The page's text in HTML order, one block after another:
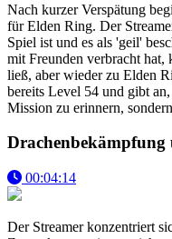
Nach kurzer Verspätung
für Elden Ring. Der
Spiel ist und es als 'geil'
mit Freunden verbracht
ließ, aber wieder zu Elden
bereits Level 54 und gibt
Mission zu erinnern,
00:04:14
Der Streamer konzentriert